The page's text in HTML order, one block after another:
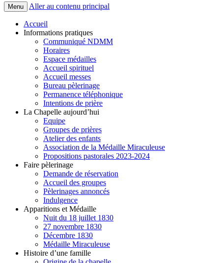
Menu Aller au contenu principal
Accueil
Informations pratiques
Communiqué NDMM
Horaires
Espace médailles
Accueil spirituel
Accueil messes
Bureau pèlerinage
Permanence téléphonique
Intentions de prière
La Chapelle aujourd’hui
Equipe
Groupes de prières
Atelier des enfants
Association de la Médaille Miraculeuse
Propositions pastorales 2023-2024
Faire pèlerinage
Demande de réservation
Accueil des groupes
Pèlerinages annoncés
Indulgence
Apparitions et Médaille
Nuit du 18 juillet 1830
27 novembre 1830
Décembre 1830
Médaille Miraculeuse
Histoire d’une famille